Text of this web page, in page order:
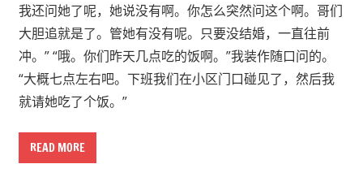
我还问她了呢，她说没有啊。你怎么突然问这个啊。哥们
大胆追就是了。管她有没有呢。只要没结婚，一直往前
冲。” “哦。你们昨天几点吃的饭啊。”我装作随口问的。
“大概七点左右吧。下班我们在小区门口碰见了，然后我
就请她吃了个饭。”
READ MORE